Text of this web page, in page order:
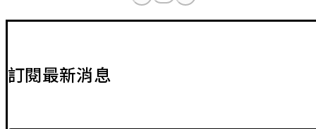
訂閱最新消息